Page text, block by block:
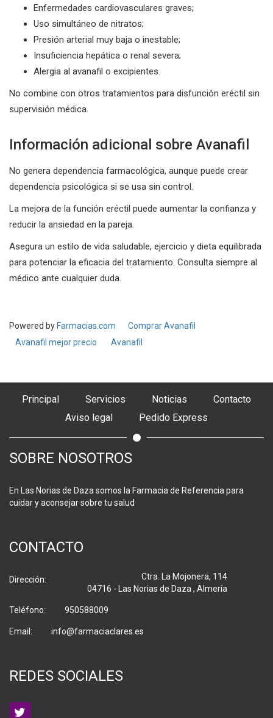
Enfermedades cardiovasculares graves;
Uso simultáneo de nitratos;
Presión arterial muy baja o inestable;
Insuficiencia hepática o renal severa;
Alergia al avanafil o excipientes.
No combine con otros tratamientos para disfunción eréctil sin
supervisión médica.
Información adicional sobre Avanafil
No genera dependencia farmacológica, aunque puede crear
dependencia psicológica si se usa sin control.
La mejora de la función eréctil puede aumentar la confianza y
reducir la ansiedad en la pareja.
Asegura un estilo de vida saludable, ejercicio y dieta equilibrada
para potenciar la eficacia del tratamiento. Consulta siempre al
médico ante cualquier duda.
Powered by Farmacias.com
Comprar Avanafil
Avanafil mejor precio
Avanafil
Principal Servicios Noticias
Contacto
Aviso legal
Pedido Express
SOBRE NOSOTROS
En Las Norias de Daza somos la Farmacia de Referencia para
cuidar y aconsejar sobre tu salud
CONTACTO
Dirección:
Ctra. La Mojonera, 114
04716 - Las Norias de Daza , Almería
Teléfono: 950588009
Email: info@farmaciaclares.es
REDES SOCIALES